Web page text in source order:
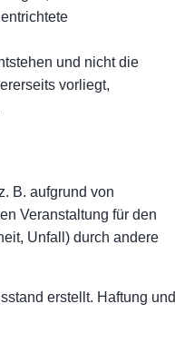
und nicht die
vorliegt,
B. aufgrund von
Veranstaltung für den
Unfall) durch andere
erstellt. Haftung und